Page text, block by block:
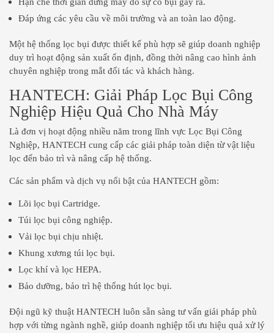
Đáp ứng các yêu cầu về môi trường và an toàn lao động.
Một hệ thống lọc bụi được thiết kế phù hợp sẽ giúp doanh nghiệp
duy trì hoạt động sản xuất ổn định, đồng thời nâng cao hình ảnh
chuyên nghiệp trong mắt đối tác và khách hàng.
HANTECH: Giải Pháp Lọc Bụi Công
Nghiệp Hiệu Quả Cho Nhà Máy
Là đơn vị hoạt động nhiều năm trong lĩnh vực Lọc Bụi Công
Nghiệp, HANTECH cung cấp các giải pháp toàn diện từ vật liệu
lọc đến bảo trì và nâng cấp hệ thống.
Các sản phẩm và dịch vụ nổi bật của HANTECH gồm:
Lõi lọc bụi Cartridge.
Túi lọc bụi công nghiệp.
Vải lọc bụi chịu nhiệt.
Khung xương túi lọc bụi.
Lọc khí và lọc HEPA.
Bảo dưỡng, bảo trì hệ thống hút lọc bụi.
Đội ngũ kỹ thuật HANTECH luôn sẵn sàng tư vấn giải pháp phù
hợp với từng ngành nghề, giúp doanh nghiệp tối ưu hiệu quả xử lý